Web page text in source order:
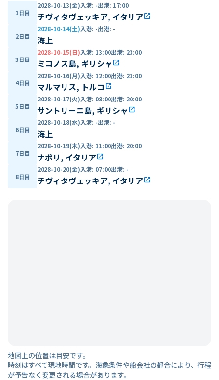
1日目
2028-10-13(金)入港: -出港: 17:00
チヴィタヴェッキア, イタリアopen_in_new
2日目
2028-10-14(土)入港: -出港: -
海上
3日目
2028-10-15(日)入港: 13:00出港: 23:00
ミコノス島, ギリシャ open_in_new
4日目
2028-10-16(月)入港: 12:00出港: 21:00
マルマリス, トルコ open_in_new
5日目
2028-10-17(火)入港: 08:00出港: 20:00
サントリーニ島, ギリシャ open_in_new
6日目
2028-10-18(水)入港: -出港: -
海上
7日目
2028-10-19(木)入港: 11:00出港: 20:00
ナポリ, イタリアopen_in_new
8日目
2028-10-20(金)入港: 07:00出港: -
チヴィタヴェッキア, イタリアopen_in_new
地図上の位置は目安です。
時刻はすべて現地時間です。海象条件や船会社の都合により、行程
が予告なく変更される場合があります。